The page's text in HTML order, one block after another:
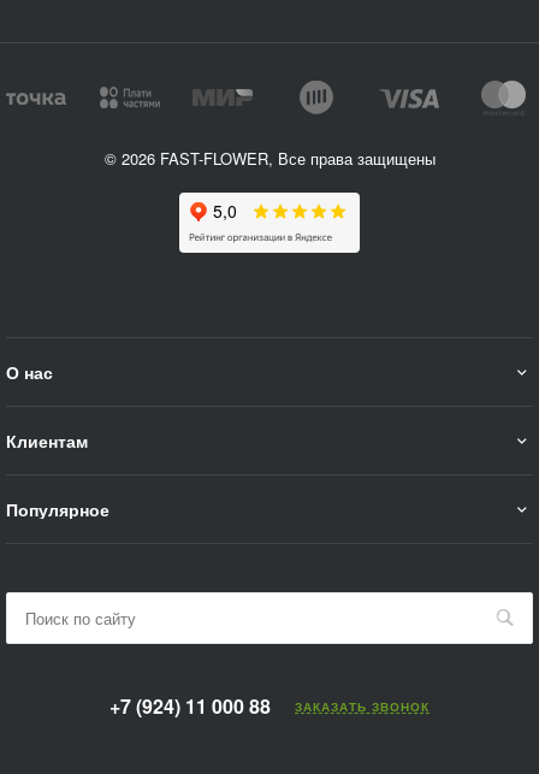
© 2026 FAST-FLOWER, Все права защищены
О нас
Клиентам
Популярное
+7 (924) 11 000 88 ЗАКАЗАТЬ ЗВОНОК